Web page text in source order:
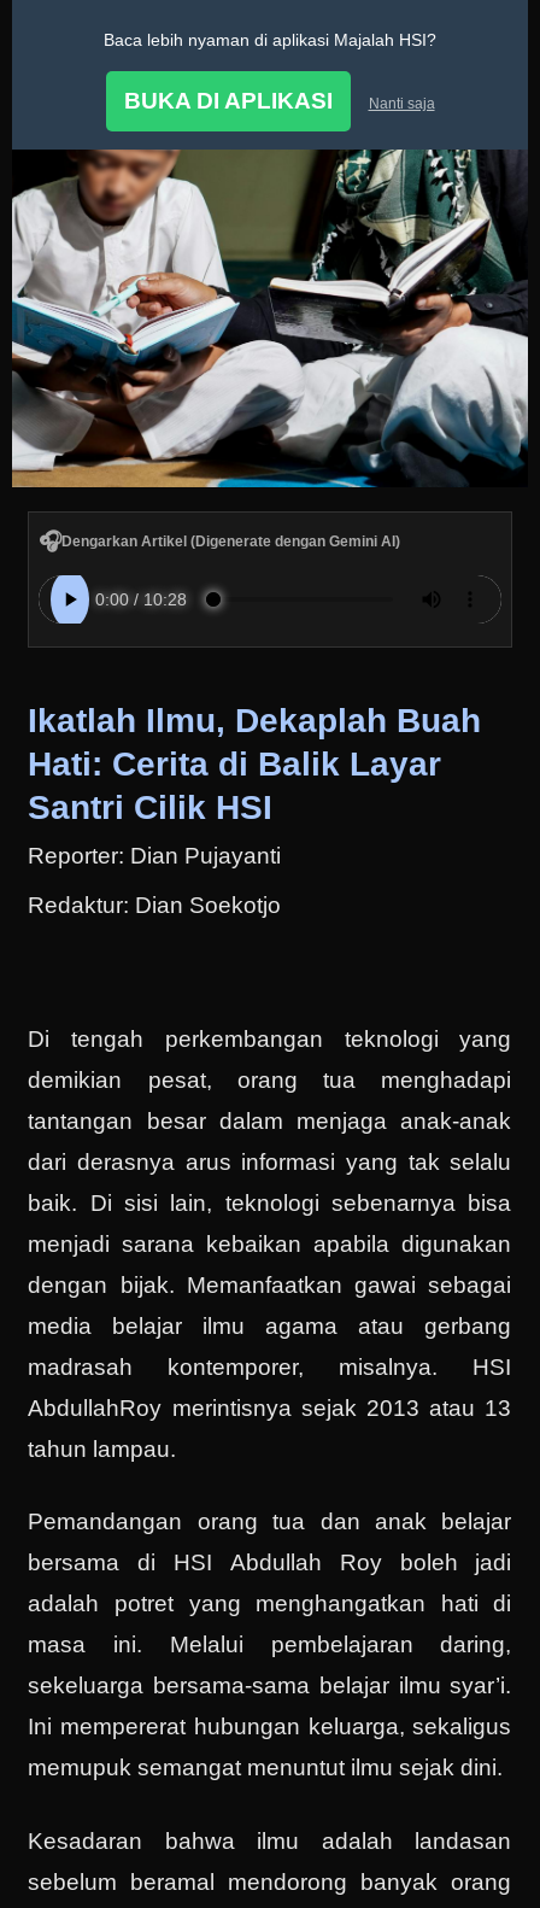
Baca lebih nyaman di aplikasi Majalah HSI?
BUKA DI APLIKASI Nanti saja
Keliling HSI
🎧Dengarkan Artikel (Digenerate dengan Gemini AI)
Ikatlah Ilmu, Dekaplah Buah
Hati: Cerita di Balik Layar
Santri Cilik HSI
Reporter: Dian Pujayanti
Redaktur: Dian Soekotjo
Di tengah perkembangan teknologi yang
demikian pesat, orang tua menghadapi
tantangan besar dalam menjaga anak-anak
dari derasnya arus informasi yang tak selalu
baik. Di sisi lain, teknologi sebenarnya bisa
menjadi sarana kebaikan apabila digunakan
dengan bijak. Memanfaatkan gawai sebagai
media belajar ilmu agama atau gerbang
madrasah kontemporer, misalnya. HSI
AbdullahRoy merintisnya sejak 2013 atau 13
tahun lampau.
Pemandangan orang tua dan anak belajar
bersama di HSI Abdullah Roy boleh jadi
adalah potret yang menghangatkan hati di
masa ini. Melalui pembelajaran daring,
sekeluarga bersama-sama belajar ilmu syar’i.
Ini mempererat hubungan keluarga, sekaligus
memupuk semangat menuntut ilmu sejak dini.
Kesadaran bahwa ilmu adalah landasan
sebelum beramal mendorong banyak orang